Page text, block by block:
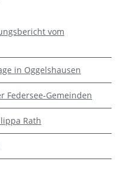
vom
in Oggelshausen
Federsee-Gemeinden
Rath